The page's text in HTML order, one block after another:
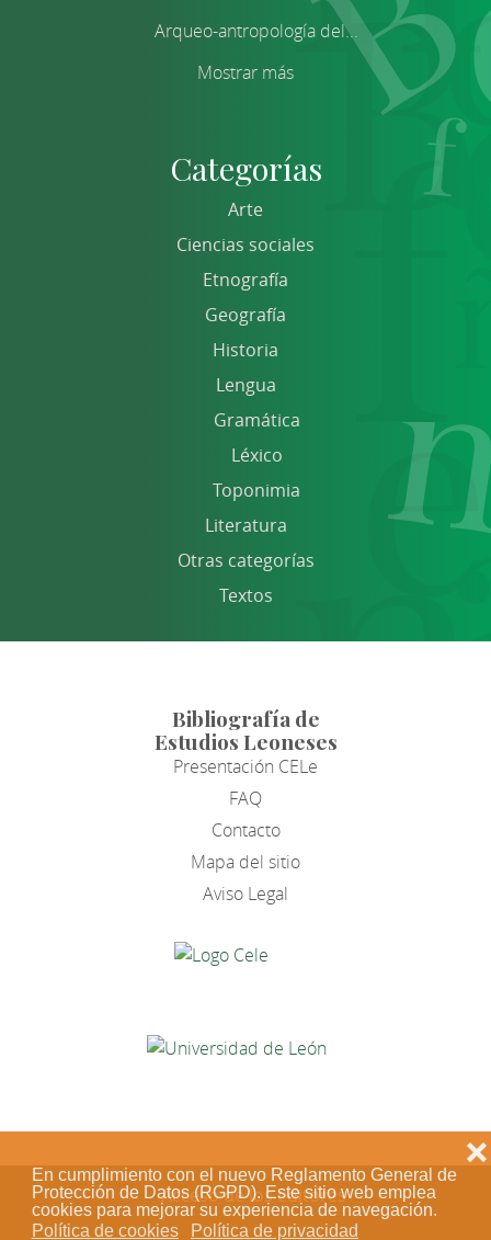
En cumplimiento con el nuevo Reglamento General de
Protección de Datos (RGPD). Este sitio web emplea
cookies para mejorar su experiencia de navegación.
Política de cookies
Política de privacidad
❌
Arqueo-antropología del...
Mostrar más
Categorías
Arte
Ciencias sociales
Etnografía
Geografía
Historia
Lengua
Gramática
Léxico
Toponimia
Literatura
Otras categorías
Textos
Bibliografía de
Estudios Leoneses
Presentación CELe
FAQ
Contacto
Mapa del sitio
Aviso Legal
Acceso de los editores